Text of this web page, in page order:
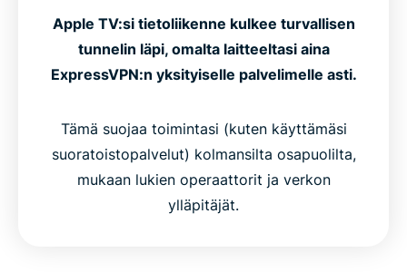
Apple TV:si tietoliikenne kulkee turvallisen
tunnelin läpi, omalta laitteeltasi aina
ExpressVPN:n yksityiselle palvelimelle asti.
Tämä suojaa toimintasi (kuten käyttämäsi
suoratoistopalvelut) kolmansilta osapuolilta,
mukaan lukien operaattorit ja verkon
ylläpitäjät.